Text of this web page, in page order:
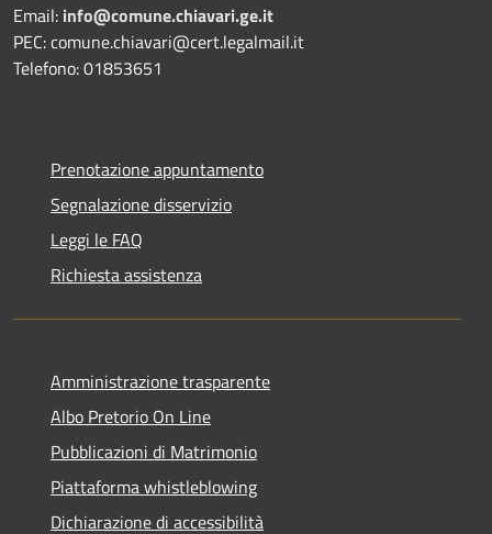
Email: info@comune.chiavari.ge.it
PEC: comune.chiavari@cert.legalmail.it
Telefono: 01853651
Prenotazione appuntamento
Segnalazione disservizio
Leggi le FAQ
Richiesta assistenza
Amministrazione trasparente
Albo Pretorio On Line
Pubblicazioni di Matrimonio
Piattaforma whistleblowing
Dichiarazione di accessibilità